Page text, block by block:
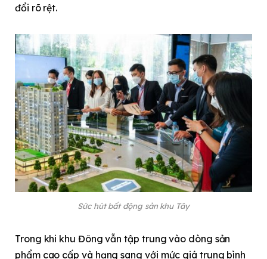
đổi rõ rệt.
Sức hút bất động sản khu Tây
Trong khi khu Đông vẫn tập trung vào dòng sản
phẩm cao cấp và hạng sang với mức giá trung bình